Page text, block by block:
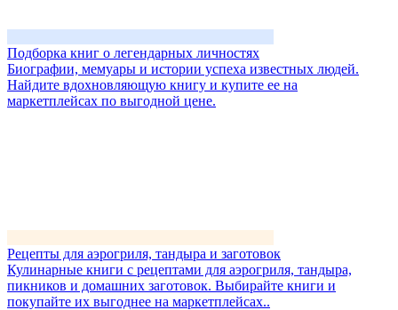
Подборка книг о легендарных личностях
Биографии, мемуары и истории успеха известных людей.
Найдите вдохновляющую книгу и купите ее на
маркетплейсах по выгодной цене.
Рецепты для аэрогриля, тандыра и заготовок
Кулинарные книги с рецептами для аэрогриля, тандыра,
пикников и домашних заготовок. Выбирайте книги и
покупайте их выгоднее на маркетплейсах..